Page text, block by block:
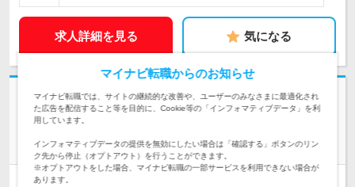
求人詳細を見る 気になる
志望動機・自己PR不要
東映コミュニケーションズ株式会社
3回
正社員
マイナビ転職からのお知らせ
マイナビ転職では、サイトの継続的な改善や、ユーザーのみなさまに最適化され
た広告を配信すること等を目的に、Cookie等の「インフォマティブデータ」を利
用しています。
インフォマティブデータの提供を無効にしたい場合は「確認する」ボタンのリン
ク先から停止（オプトアウト）を行うことができます。
※オプトアウトをした場合、マイナビ転職の一部サービスを利用できない場合が
あります。